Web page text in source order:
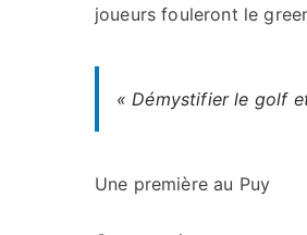
joueurs fouleront le
« Démystifier le golf
Une première au Puy